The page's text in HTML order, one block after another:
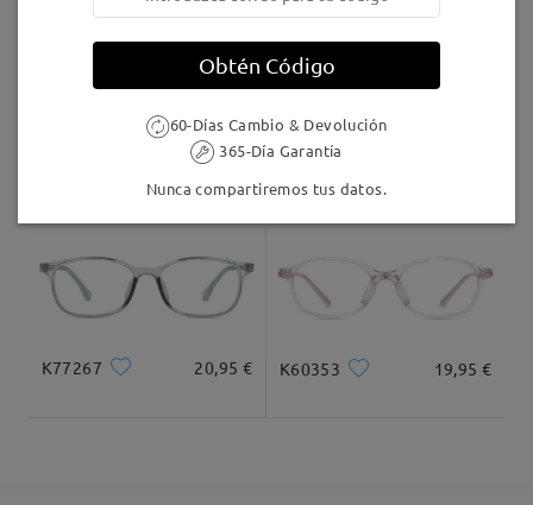
21,95 € K48300
K77267 20,95 € K60353 19,95 €
Obtén Código
60-Días Cambio & Devolución
365-Día Garantía
Nunca compartiremos tus datos.